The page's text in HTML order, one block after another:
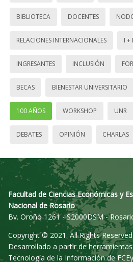
BIBLIOTECA DOCENTES
RELACIONES INTERNACIONALES I +
INGRESANTES INCLUSIÓN
BECAS BIENESTAR UNIVERSITARIO
100 AÑOS WORKSHOP UNR
DEBATES OPINIÓN CHARLAS
Facultad de Ciencias Económicas y
Nacional de Rosario
Bv. Oroño 1261 - S2000DSM -
Copyright © 2021. All Rights
Desarrollado a partir de
Tecnología de la Información de